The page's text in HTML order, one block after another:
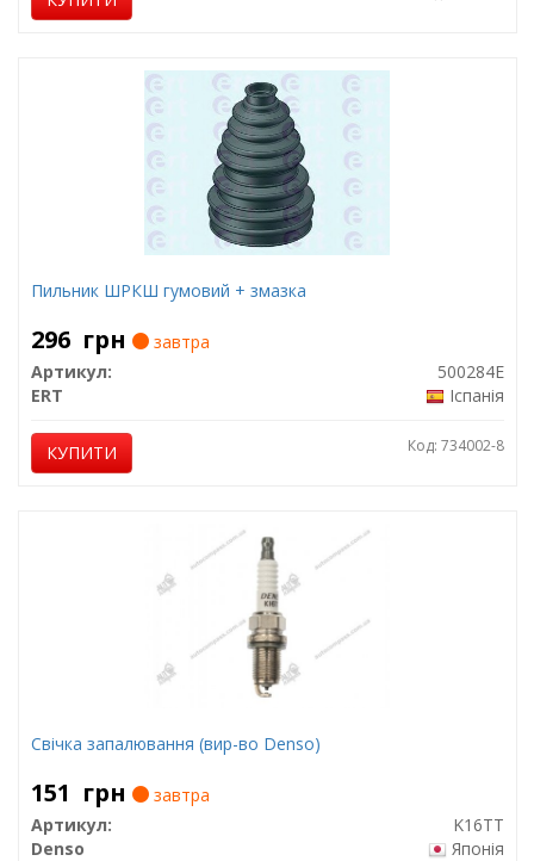
Пильник ШРКШ гумовий + змазка
296 грн
завтра
Артикул:
500284E
ERT
Іспанія
КУПИТИ Код: 734002-8
Свічка запалювання (вир-во Denso)
151 грн
завтра
Артикул:
K16TT
Denso
Японія